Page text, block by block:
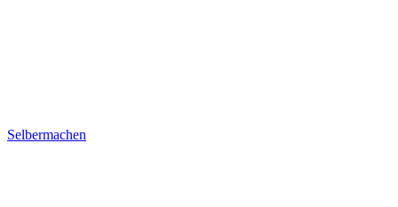
Selbermachen